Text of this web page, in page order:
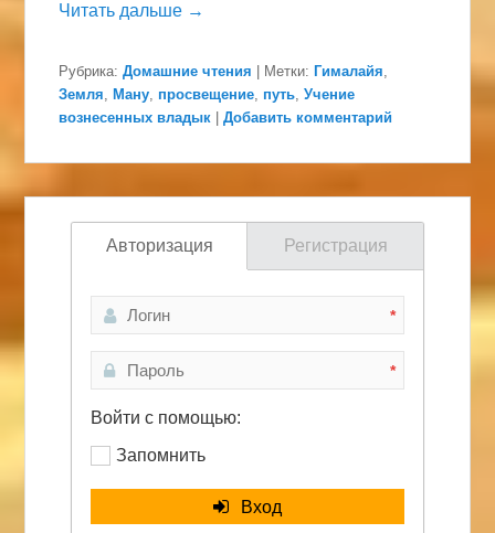
Читать дальше →
Рубрика: Домашние чтения Метки: Гималайя,
Земля, Ману, просвещение, путь,Учение
вознесенных владык
|Добавить комментарий
Авторизация Регистрация
*
*
Войти с помощью:
Запомнить
Вход